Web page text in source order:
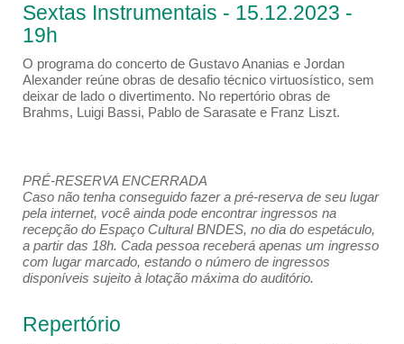
Sextas Instrumentais - 15.12.2023 -
19h
O programa do concerto de Gustavo Ananias e Jordan
Alexander reúne obras de desafio técnico virtuosístico, sem
deixar de lado o divertimento. No repertório obras de
Brahms, Luigi Bassi, Pablo de Sarasate e Franz Liszt.
PRÉ-RESERVA ENCERRADA
Caso não tenha conseguido fazer a pré-reserva de seu lugar
pela internet, você ainda pode encontrar ingressos na
recepção do Espaço Cultural BNDES, no dia do espetáculo,
a partir das 18h. Cada pessoa receberá apenas um ingresso
com lugar marcado, estando o número de ingressos
disponíveis sujeito à lotação máxima do auditório.
Repertório